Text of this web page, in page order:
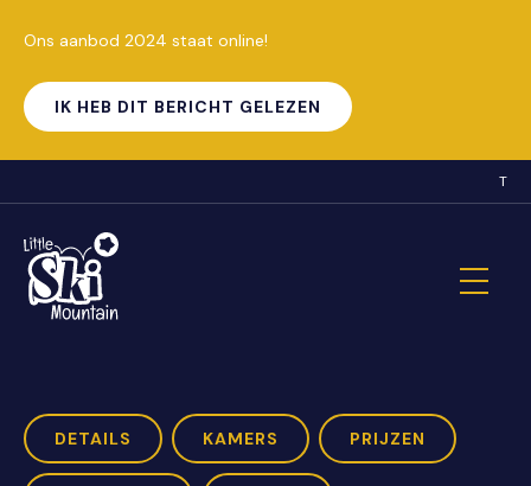
Ons aanbod 2024 staat online!
IK HEB DIT BERICHT GELEZEN
T
DETAILS KAMERS PRIJZEN